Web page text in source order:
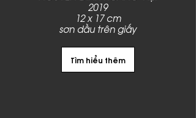
2019
12 x 17 cm
sơn dầu trên giấy
Tìm hiểu thêm